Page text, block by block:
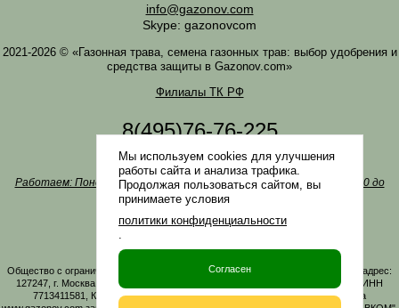
info@gazonov.com
Skype: gazonovcom
2021-2026 © «Газонная трава, семена газонных трав: выбор удобрения и
средства защиты в Gazonov.com»
Филиалы ТК РФ
8(495)76-76-225
8(985)76-76-335
Наша почтаinfo@gazonov.com
Работаем: Понедельник-четверг с 10:00 до 18:00, пятница - с 10:00 до
17:00
Наши награды и письма
Политика конфиденциальности
Заказать обратный звонок
Общество с ограниченной ответственностью «ГАЗОНОВКОМ» Юридический адрес:
127247, г. Москва, Дмитровское ш., д. 100, стр. 2, этаж 01, помещение 3106 ИНН
7713411581, КПП 771301001 ОГРН 1167746161219. Все материалы сайта
Мы используем cookies для улучшения
работы сайта и анализа трафика.
Продолжая пользоваться сайтом, вы
принимаете условия
политики конфиденциальности
.
Согласен